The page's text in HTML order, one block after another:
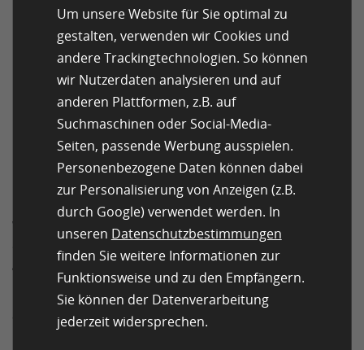
Suchintention (informational,
transactional etc.)
Relevanz für das Thema
Long-Tail-Keywords
Wettbewerb und Schwierigkeit
Trends und saisonale
Entwicklungen
Long-Tail-Keywords sind besonders
wertvoll, da sie oft eine klare
Suchintention widerspiegeln und
gezielten Traffic bringen.
Ein Beispiel: Statt eines
allgemeinen Keywords wie „Dach“
kann ein Unternehmen gezielter
Um unsere Website für Sie optimal zu
gestalten, verwenden wir Cookies und
andere Trackingtechnologien. So können
wir Nutzerdaten analysieren und auf
anderen Plattformen, z.B. auf
Suchmaschinen oder Social-Media-
Seiten, passende Werbung ausspielen.
Personenbezogene Daten können dabei
zur Personalisierung von Anzeigen (z.B.
durch Google) verwendet werden. In
unseren Datenschutzbestimmungen
finden Sie weitere Informationen zur
Funktionsweise und zu den Empfängern.
Sie können der Datenverarbeitung
jederzeit widersprechen.